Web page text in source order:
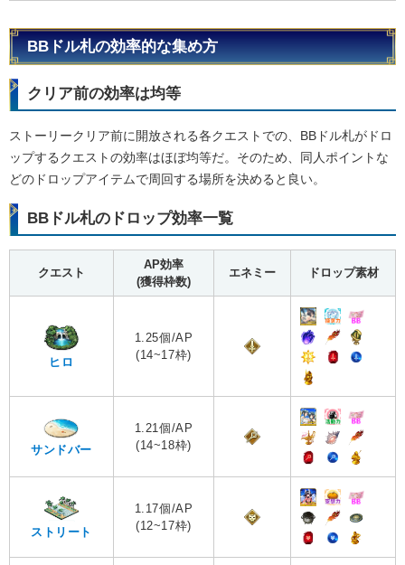
BBドル札の効率的な集め方
クリア前の効率は均等
ストーリークリア前に開放される各クエストでの、BBドル札がドロ
ップするクエストの効率はほぼ均等だ。そのため、同人ポイントな
どのドロップアイテムで周回する場所を決めると良い。
BBドル札のドロップ効率一覧
クエスト
AP効率
(獲得枠数)
エネミー ドロップ素材
ヒロ
1.25個/AP
(14~17枠)
サンドバー
1.21個/AP
(14~18枠)
ストリート
1.17個/AP
(12~17枠)